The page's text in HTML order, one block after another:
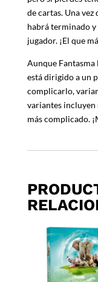
de cartas. Una
habrá terminado y
jugador. ¡El que
Aunque Fantasma
está dirigido a un
complicarlo,
variantes incluyen
más complicado.